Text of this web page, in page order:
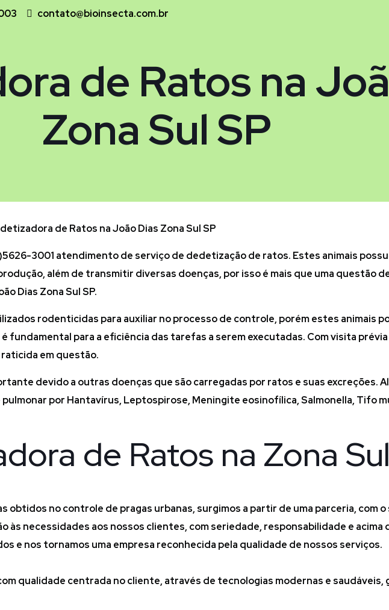
contato@bioinsecta.com.br
de Ratos na
Zona Sul SP
de Ratos na João Dias Zona Sul SP
3001 atendimento de serviço de dedetização de ratos. Estes animais
além de transmitir diversas doenças, por isso é mais que uma questão
Dias Zona Sul SP.
rodenticidas para auxiliar no processo de controle, porém estes animais
fundamental para a eficiência das tarefas a serem executadas. Com visita
em questão.
devido a outras doenças que são carregadas por ratos e suas excreções.
por Hantavírus, Leptospirose, Meningite eosinofílica, Salmonella, Tifo
de Ratos na Zona
obtidos no controle de pragas urbanas, surgimos a partir de uma parceria, com
às necessidades aos nossos clientes, com seriedade, responsabilidade e acima
e nos tornamos uma empresa reconhecida pela qualidade de nossos serviços.
qualidade centrada no cliente, através de tecnologias modernas e saudáveis,